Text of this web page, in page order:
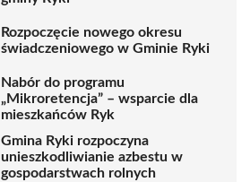
Rozpoczęcie nowego okresu
świadczeniowego w Gminie Ryki
Nabór do programu
„Mikroretencja” – wsparcie dla
mieszkańców Ryk
Gmina Ryki rozpoczyna
unieszkodliwianie azbestu w
gospodarstwach rolnych